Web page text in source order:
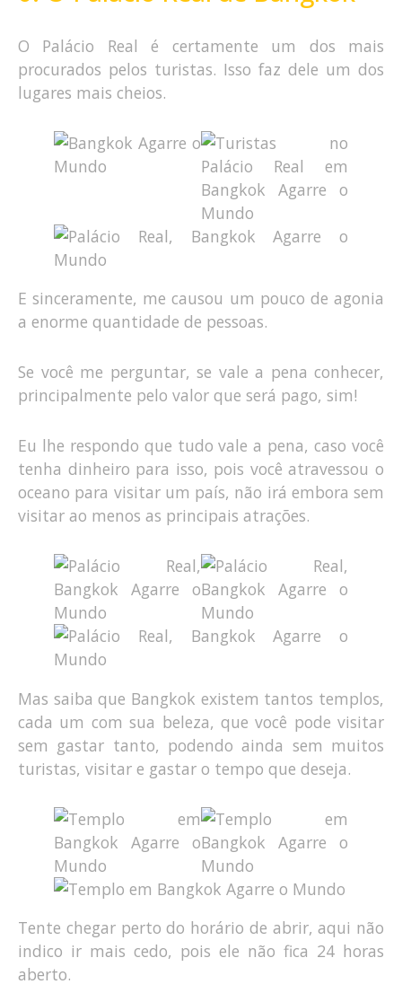
O Palácio Real é certamente um dos mais
procurados pelos turistas. Isso faz dele um dos
lugares mais cheios.
E sinceramente, me causou um pouco de agonia
a enorme quantidade de pessoas.
Se você me perguntar, se vale a pena conhecer,
principalmente pelo valor que será pago, sim!
Eu lhe respondo que tudo vale a pena, caso você
tenha dinheiro para isso, pois você atravessou o
oceano para visitar um país, não irá embora sem
visitar ao menos as principais atrações.
Mas saiba que Bangkok existem tantos templos,
cada um com sua beleza, que você pode visitar
sem gastar tanto, podendo ainda sem muitos
turistas, visitar e gastar o tempo que deseja.
Tente chegar perto do horário de abrir, aqui não
indico ir mais cedo, pois ele não fica 24 horas
aberto.